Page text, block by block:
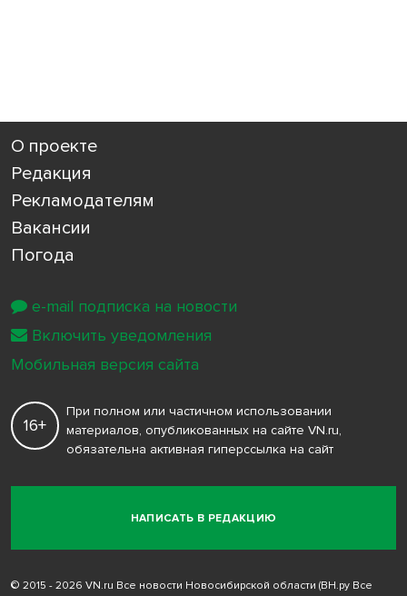
О проекте
Редакция
Рекламодателям
Вакансии
Погода
НАПИСАТЬ В РЕДАКЦИЮ
16+
При полном или частичном использовании
материалов, опубликованных на сайте VN.ru,
обязательна активная гиперссылка на сайт
© 2015 - 2026 VN.ru Все новости Новосибирской области (ВН.ру Все
e-mail подписка на новости
Включить уведомления
Мобильная версия сайта